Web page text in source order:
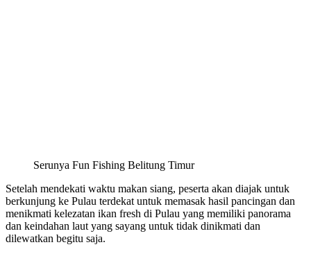
Serunya Fun Fishing Belitung Timur
Setelah mendekati waktu makan siang, peserta akan diajak untuk
berkunjung ke Pulau terdekat untuk memasak hasil pancingan dan
menikmati kelezatan ikan fresh di Pulau yang memiliki panorama
dan keindahan laut yang sayang untuk tidak dinikmati dan
dilewatkan begitu saja.